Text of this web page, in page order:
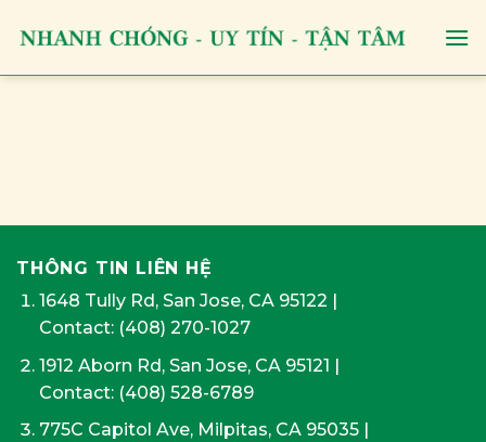
THÔNG TIN LIÊN HỆ
1648 Tully Rd, San Jose, CA 95122 |
Contact: (408) 270-1027
1912 Aborn Rd, San Jose, CA 95121 |
Contact: (408) 528-6789
775C Capitol Ave, Milpitas, CA 95035|